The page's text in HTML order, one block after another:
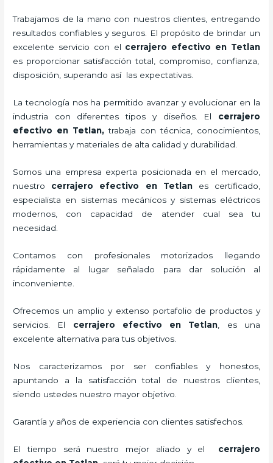
Trabajamos de la mano con nuestros clientes, entregando
resultados confiables y seguros. El propósito de brindar un
excelente servicio con el cerrajero efectivo en Tetlan
es proporcionar satisfacción total, compromiso, confianza,
disposición, superando así las expectativas.
La tecnología nos ha permitido avanzar y evolucionar en la
industria con diferentes tipos y diseños. El cerrajero
efectivo en Tetlan,trabaja con técnica, conocimientos,
herramientas y materiales de alta calidad y durabilidad.
Somos una empresa experta posicionada en el mercado,
nuestro cerrajero efectivo en Tetlanes certificado,
especialista en sistemas mecánicos y sistemas eléctricos
modernos, con capacidad de atender cual sea tu
necesidad.
Contamos con profesionales motorizados llegando
rápidamente al lugar señalado para dar solución al
inconveniente.
Ofrecemos un amplio y extenso portafolio de productos y
servicios. El cerrajero efectivo en Tetlan , es una
excelente alternativa para tus objetivos.
Nos caracterizamos por ser confiables y honestos,
apuntando a la satisfacción total de nuestros clientes,
siendo ustedes nuestro mayor objetivo.
Garantía y años de experiencia con clientes satisfechos.
El tiempo será nuestro mejor aliado y el cerrajero